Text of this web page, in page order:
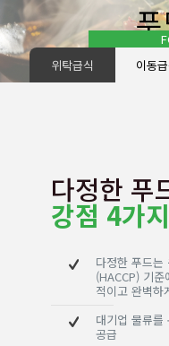
위탁급식
이동
다정한 푸
강점 4가지
다정한 푸드는
(HACCP) 기
적이고 완벽하
대기업 물류를
공급